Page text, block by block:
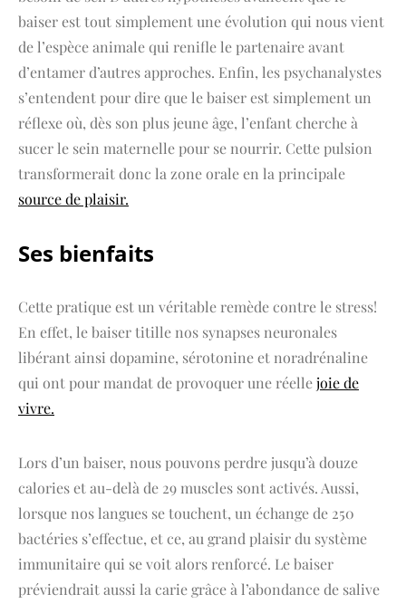
baiser est tout simplement une évolution qui nous vient
de l’espèce animale qui renifle le partenaire avant
d’entamer d’autres approches. Enfin, les psychanalystes
s’entendent pour dire que le baiser est simplement un
réflexe où, dès son plus jeune âge, l’enfant cherche à
sucer le sein maternelle pour se nourrir. Cette pulsion
transformerait donc la zone orale en la principale
source de plaisir.
Ses bienfaits
Cette pratique est un véritable remède contre le stress!
En effet, le baiser titille nos synapses neuronales
libérant ainsi dopamine, sérotonine et noradrénaline
qui ont pour mandat de provoquer une réellejoie de
vivre.
Lors d’un baiser, nous pouvons perdre jusqu’à douze
calories et au-delà de 29 muscles sont activés. Aussi,
lorsque nos langues se touchent, un échange de 250
bactéries s’effectue, et ce, au grand plaisir du système
immunitaire qui se voit alors renforcé. Le baiser
préviendrait aussi la carie grâce à l’abondance de salive